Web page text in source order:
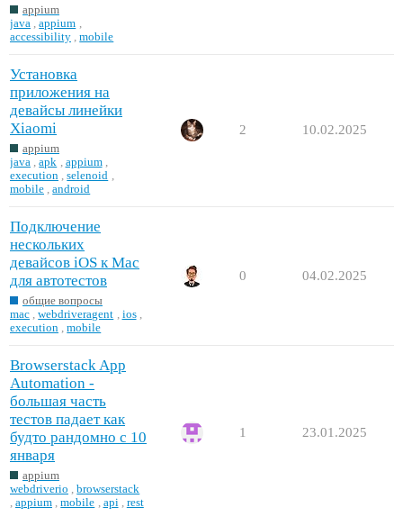
appium
java
,appium
accessibility ,mobile
Установка
приложения на
девайсы линейки
Xiaomi
appium
java
,apk appium
execution
,selenoid
mobile ,android
2 10.02.2025
Подключение
нескольких
девайсов iOS к Mac
для автотестов
общие вопросы
mac ,webdriveragent ios
execution
,mobile
0 04.02.2025
Browserstack App
Automation -
большая часть
тестов падает как
будто рандомно с 10
января
appium
webdriverio
,browserstack
appium ,mobile api rest
1 23.01.2025